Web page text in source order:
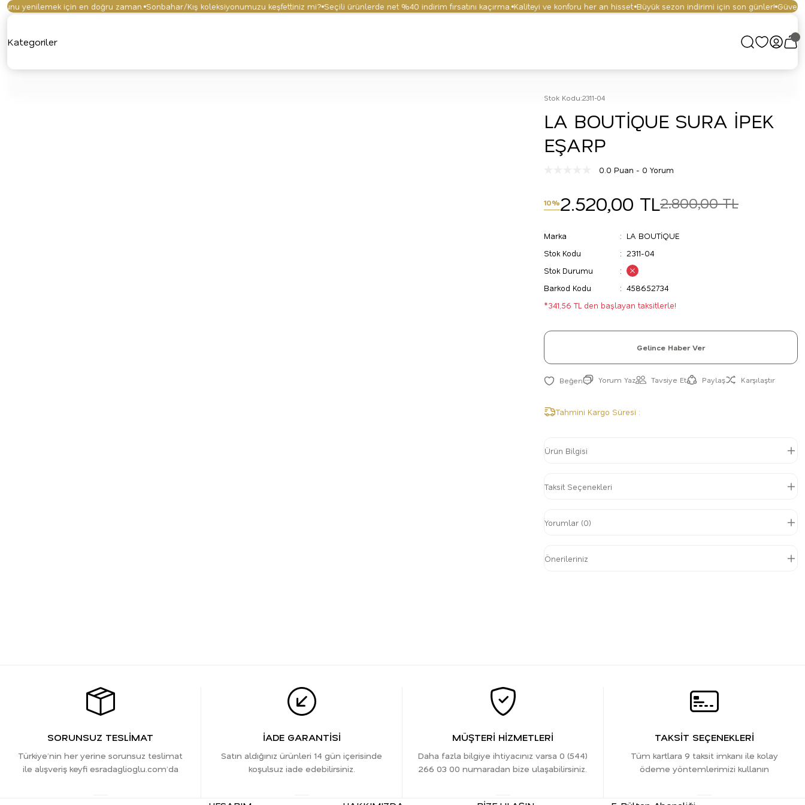
yenilemek için en doğru zaman. Sonbahar/Kış koleksiyonumuzu keşfettiniz mi? Seçili ürünlerde net %40 indirim fırsatını kaçırma. Kaliteyi ve konforu her an hisset. Büyük sezon indirimi için son günler! Güvenli
Kategoriler
Stok Kodu:2311-04
LA BOUTİQUE SURA İPEK
EŞARP
0.0 Puan - 0 Yorum
10%2.520,00 TL2.800,00 TL
Marka
LA BOUTİQUE
Stok Kodu
2311-04
Stok Durumu
Barkod Kodu
458652734
*341,56 TL den başlayan taksitlerle!
Gelince Haber Ver
Yorum Yaz Tavsiye Et Paylaş Karşılaştır
Tahmini Kargo Süresi :
Ürün Bilgisi
Taksit Seçenekleri
Yorumlar (0)
Önerileriniz
SORUNSUZ TESLİMAT
Türkiye’nin her yerine sorunsuz teslimat
ile alışveriş keyfi esradaglioglu.com’da
İADE GARANTİSİ
Satın aldığınız ürünleri 14 gün içerisinde
koşulsuz iade edebilirsiniz.
MÜŞTERİ HİZMETLERİ
Daha fazla bilgiye ihtiyacınız varsa 0 (544)
266 03 00 numaradan bize ulaşabilirsiniz.
TAKSİT SEÇENEKLERİ
Tüm kartlara 9 taksit imkanı ile kolay
ödeme yöntemlerimizi kullanın